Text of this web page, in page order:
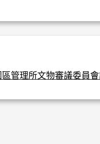
管理所文物審議委員